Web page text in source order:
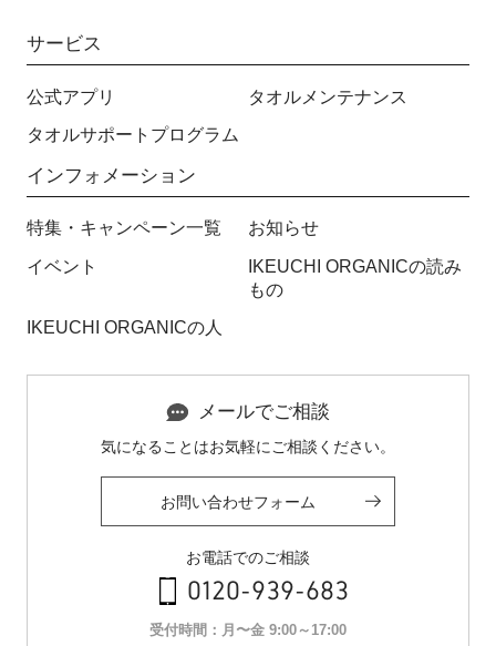
サービス
公式アプリ タオルメンテナンス
タオルサポートプログラム
インフォメーション
特集・キャンペーン一覧 お知らせ
イベント
IKEUCHI ORGANICの読み
もの
IKEUCHI ORGANICの人
メールでご相談
気になることはお気軽にご相談ください。
お問い合わせフォーム
お電話でのご相談
0120-939-683
受付時間：月〜金 9:00～17:00